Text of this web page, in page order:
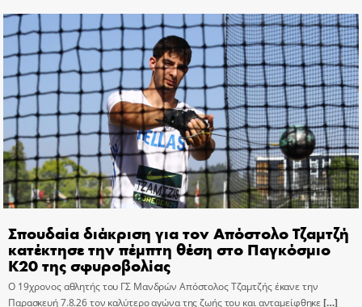
Σπουδαία διάκριση για τον Απόστολο Τζαμτζή
κατέκτησε την πέμπτη θέση στο Παγκόσμιο
Κ20 της σφυροβολίας
Ο 19χρονος αθλητής του ΓΣ Μανδρών Απόστολος Τζαμτζής έκανε την
Παρασκευή 7.8.26 τον καλύτερο αγώνα της ζωής του και ανταμείφθηκε[…]